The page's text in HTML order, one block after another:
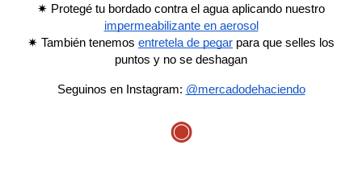
✷ Protegé tu bordado contra el agua aplicando nuestro
impermeabilizante en aerosol
✷ También tenemos entretela de pegar para que selles los
puntos y no se deshagan
Seguinos en Instagram: @mercadodehaciendo
◉